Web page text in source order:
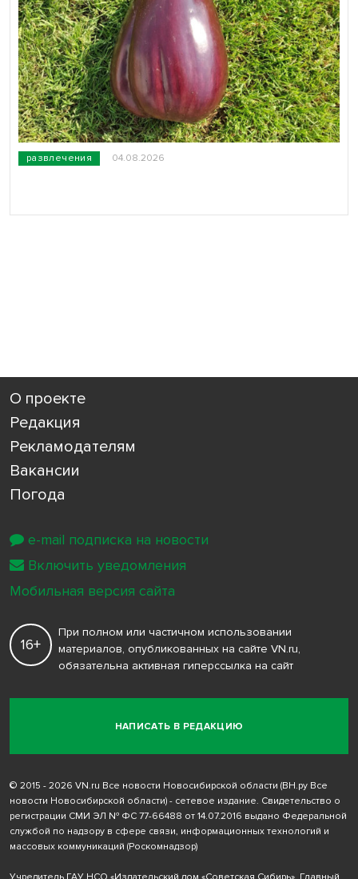
развлечения 04.08.2026
О проекте
Редакция
Рекламодателям
Вакансии
Погода
НАПИСАТЬ В РЕДАКЦИЮ
16+
При полном или частичном использовании
материалов, опубликованных на сайте VN.ru,
обязательна активная гиперссылка на сайт
© 2015 - 2026 VN.ru Все новости Новосибирской области (ВН.ру Все
новости Новосибирской области) - сетевое издание. Свидетельство о
регистрации СМИ ЭЛ № ФС 77-66488 от 14.07.2016 выдано Федеральной
службой по надзору в сфере связи, информационных технологий и
массовых коммуникаций (Роскомнадзор)
e-mail подписка на новости
Включить уведомления
Мобильная версия сайта